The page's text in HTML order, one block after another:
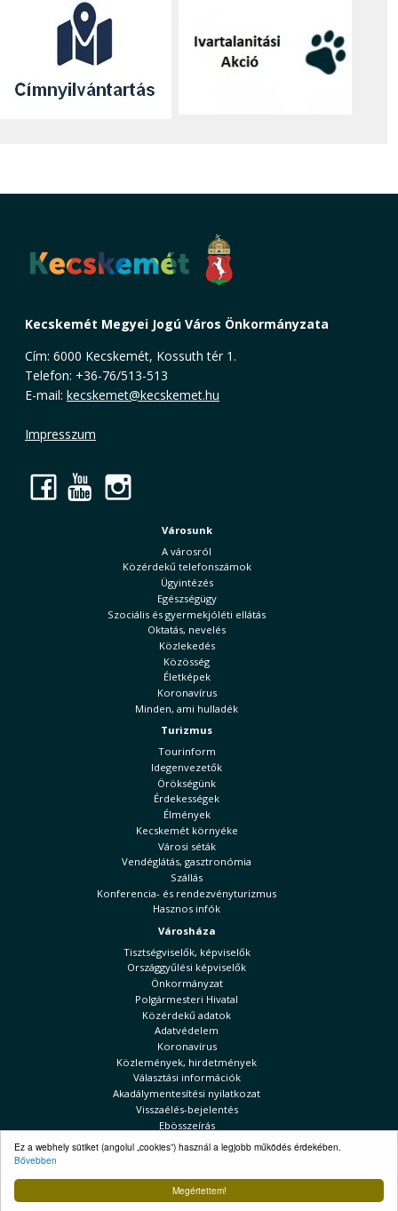
Megértettem!
Ez a webhely sütiket (angolul „cookies”) használ a legjobb működés érdekében.
Bővebben
Kecskemét Megyei Jogú Város Önkormányzata
Cím: 6000 Kecskemét, Kossuth tér 1.
Telefon: +36-76/513-513
E-mail: kecskemet@kecskemet.hu
Impresszum
Facebook
YouTube
Városunk
A városról
Közérdekű telefonszámok
Ügyintézés
Egészségügy
Szociális és gyermekjóléti ellátás
Oktatás, nevelés
Közlekedés
Közösség
Életképek
Koronavírus
Minden, ami hulladék
Turizmus
Tourinform
Idegenvezetők
Örökségünk
Érdekességek
Élmények
Kecskemét környéke
Városi séták
Vendéglátás, gasztronómia
Szállás
Konferencia- és rendezvényturizmus
Hasznos infók
Városháza
Tisztségviselők, képviselők
Országgyűlési képviselők
Önkormányzat
Polgármesteri Hivatal
Közérdekű adatok
Adatvédelem
Koronavírus
Közlemények, hirdetmények
Választási információk
Akadálymentesítési nyilatkozat
Visszaélés-bejelentés
Ebösszeírás
Kecskeméti Hírek